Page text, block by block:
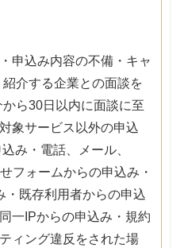
申込み内容の不備・キャ
介する企業との面談を
ら30日以内に面談に至
象サービス以外の申込
み・電話、メール、
フォームからの申込み・
・既存利用者からの申込
一IPからの申込み・規約
ィング違反をされた場